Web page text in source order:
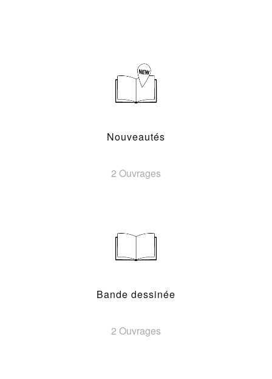
Nouveautés
2 Ouvrages
Bande dessinée
2 Ouvrages